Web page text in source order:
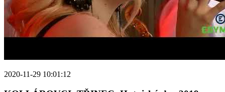
2020-11-29 10:01:12